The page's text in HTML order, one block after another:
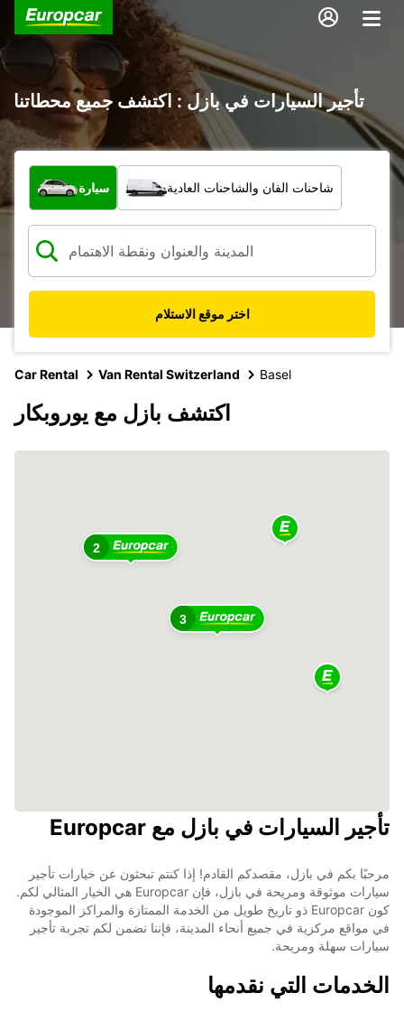
تأجير السيارات في بازل : اكتشف جميع محطاتنا
ما نوع المركبة؟
سيارة شاحنات الفان والشاحنات العادية
اختر موقع الاستلام
Car Rental Van Rental Switzerland Basel
اكتشف بازل مع يوروبكار
3
2
تأجير السيارات في بازل مع Europcar
مرحبًا بكم في بازل، مقصدكم القادم! إذا كنتم تبحثون عن خيارات تأجير
سيارات موثوقة ومريحة في بازل، فإن Europcar هي الخيار المثالي لكم.
كون Europcar ذو تاريخ طويل من الخدمة الممتازة والمراكز الموجودة
في مواقع مركزية في جميع أنحاء المدينة، فإننا نضمن لكم تجربة تأجير
سيارات سهلة ومريحة.
الخدمات التي نقدمها